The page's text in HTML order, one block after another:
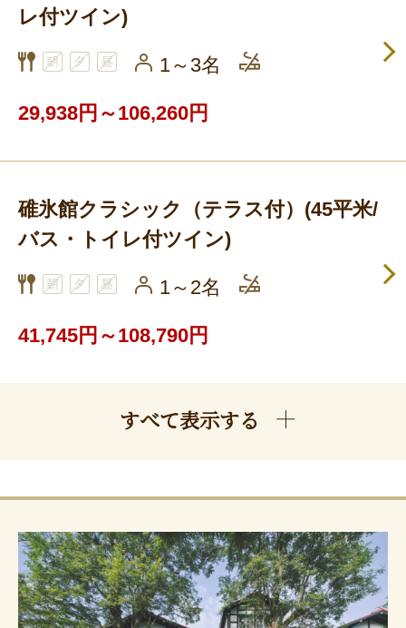
レ付ツイン)
1～3名
29,938円～106,260円
碓氷館クラシック（テラス付）(45平米/
バス・トイレ付ツイン)
1～2名
41,745円～108,790円
すべて表示する